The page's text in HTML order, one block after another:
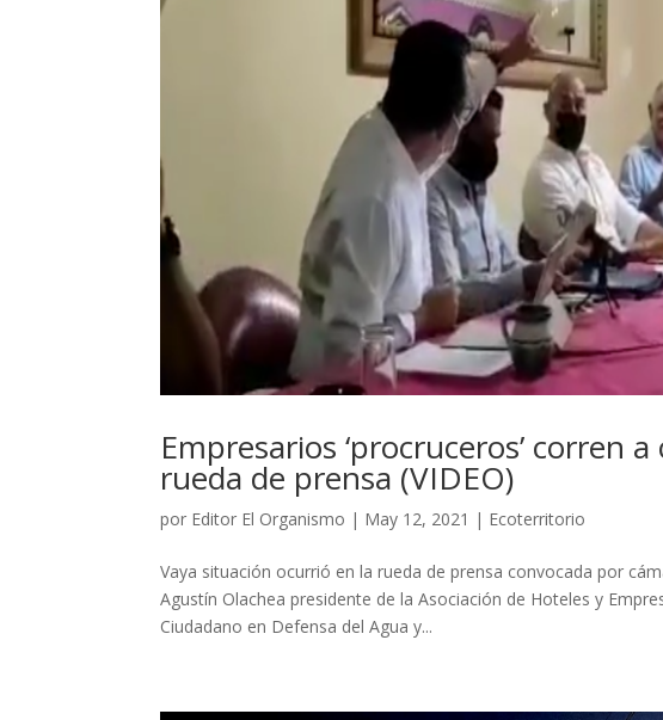
Empresarios ‘procruceros’ corren
rueda de prensa (VIDEO)
por Editor El Organismo | May 12, 2021 | Ecoterritorio
Vaya situación ocurrió en la rueda de prensa convocada por
Agustín Olachea presidente de la Asociación de Hoteles y
Ciudadano en Defensa del Agua y...